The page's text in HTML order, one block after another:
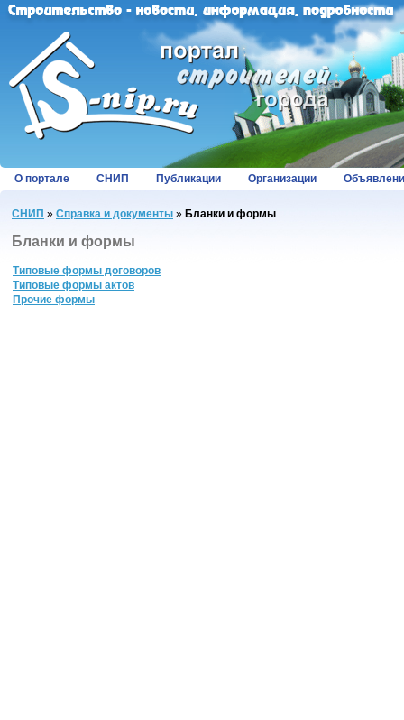
О портале СНИП Публикации Организации
СНИП » Справка и документы » Бланки и формы
Бланки и формы
Типовые формы договоров
Типовые формы актов
Прочие формы